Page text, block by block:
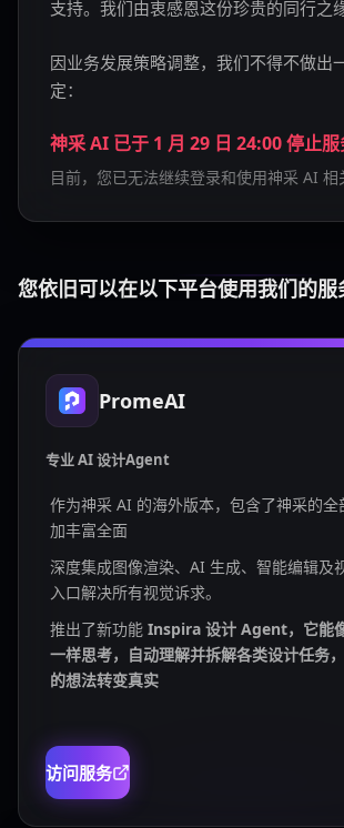
支持。我们由衷感恩这份珍贵的同行之缘
因业务发展策略调整，我们不得不做出
定：
神采 AI 已于 1 月 29 日 24:00 停止服
目前，您已无法继续登录和使用神采 AI 相
您依旧可以在以下平台使用我们的服
PromeAI
专业 AI 设计Agent
作为神采 AI 的海外版本，包含了神采的全
加丰富全面
深度集成图像渲染、AI 生成、智能编辑及
入口解决所有视觉诉求。
推出了新功能 Inspira 设计 Agent，它能
一样思考，自动理解并拆解各类设计任务
的想法转变真实
访问服务